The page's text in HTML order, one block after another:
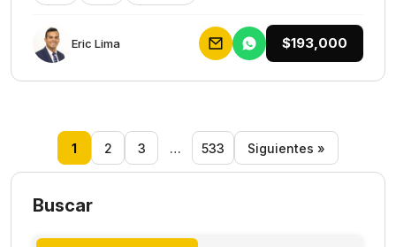
Eric Lima $193,000
1 2 3 … 533 Siguientes »
Buscar